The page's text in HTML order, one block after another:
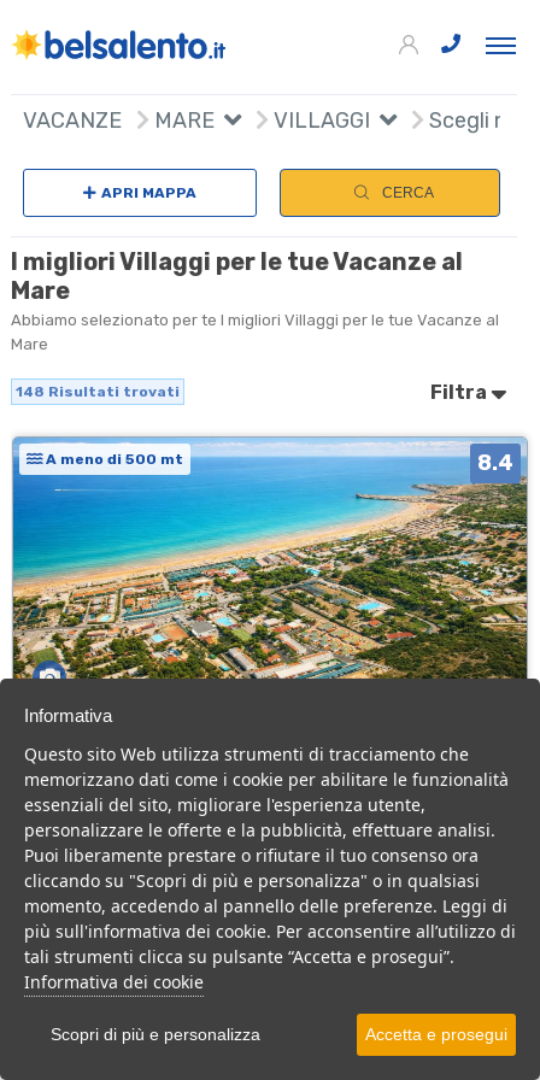
VACANZE MARE VILLAGGI Scegli
APRI MAPPA CERCA
I migliori Villaggi per le tue Vacanze al
Mare
Abbiamo selezionato per te I migliori Villaggi per le tue Vacanze al
Mare
148 Risultati trovati Filtra
A meno di 500 mt 8.4
Puglia > Gargano > Vieste
107 Camere
Villaggio a Vieste, con piscina e animazione, ideale per famiglie
con bambini.
Villaggio Hotel
VEDI SU MAPPA
+
Informativa
Questo sito Web utilizza strumenti di tracciamento che
memorizzano dati come i cookie per abilitare le funzionalità
essenziali del sito, migliorare l'esperienza utente,
personalizzare le offerte e la pubblicità, effettuare analisi.
Puoi liberamente prestare o rifiutare il tuo consenso ora
cliccando su "Scopri di più e personalizza" o in qualsiasi
momento, accedendo al pannello delle preferenze. Leggi di
più sull'informativa dei cookie. Per acconsentire all’utilizzo di
tali strumenti clicca su pulsante “Accetta e prosegui”.
Informativa dei cookie
Scopri di più e personalizza Accetta e prosegui